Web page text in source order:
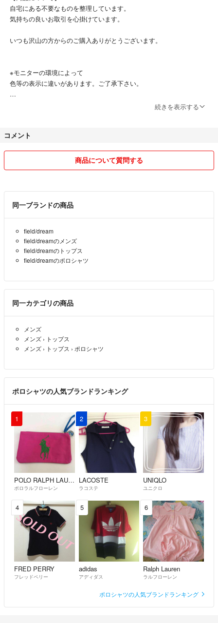
自宅にある不要なものを整理しています。
気持ちの良いお取引を心掛けています。
いつも沢山の方からのご購入ありがとうございます。
※モニターの環境によって
色等の表示に違いがあります。ご了承下さい。
平日9：00-15：00のみとなっております。
金曜日にご購入の方は月曜日発送です。
【返品・評価について】
基本的に返品はおこなっておりません。
必ず評価前に商品の確認よろしくお願い致します。
続きを表示する
コメント
商品について質問する
同一ブランドの商品
field/dream
field/dreamのメンズ
field/dreamのトップス
field/dreamのポロシャツ
同一カテゴリの商品
メンズ
メンズ › トップス
メンズ › トップス › ポロシャツ
ポロシャツの人気ブランドランキング
1
POLO RALPH LAUREN
ポロラルフローレン
2
LACOSTE
ラコステ
3
UNIQLO
ユニクロ
4
FRED PERRY
フレッドペリー
5
adidas
アディダス
6
Ralph Lauren
ラルフローレン
ポロシャツの人気ブランドランキング